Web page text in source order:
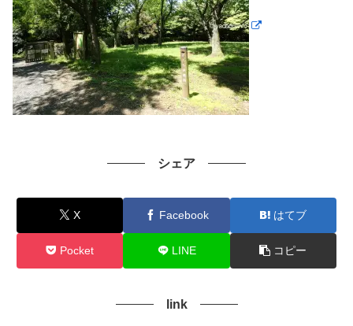
シェア
X Facebook はてブ
Pocket LINE コピー
link